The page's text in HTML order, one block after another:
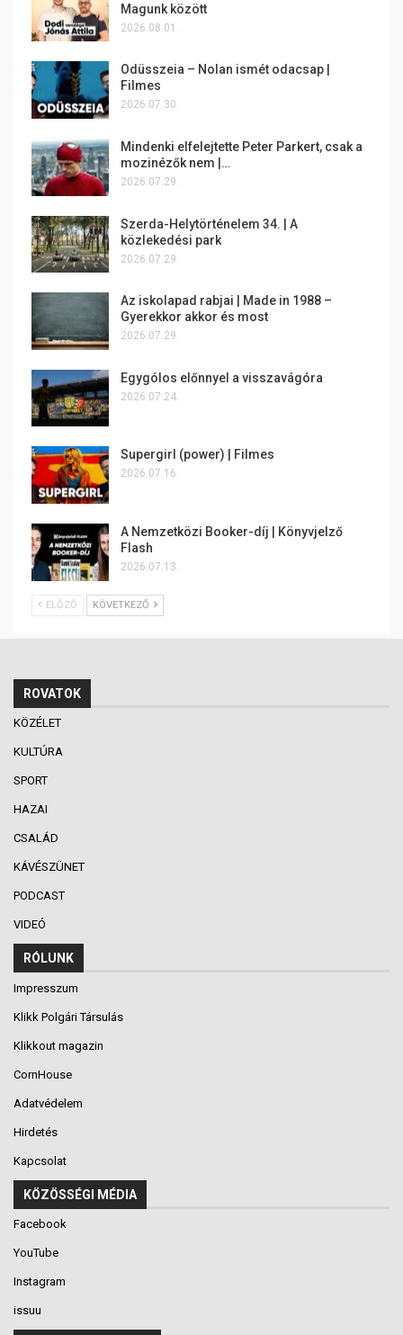
Magunk között
2026.08.01.
Odüsszeia – Nolan ismét odacsap |
Filmes
2026.07.30.
Mindenki elfelejtette Peter Parkert, csak a
mozinézők nem |…
2026.07.29.
Szerda-Helytörténelem 34. | A
közlekedési park
2026.07.29.
Az iskolapad rabjai | Made in 1988 –
Gyerekkor akkor és most
2026.07.29.
Egygólos előnnyel a visszavágóra
2026.07.24.
Supergirl (power) | Filmes
2026.07.16.
A Nemzetközi Booker-díj | Könyvjelző
Flash
2026.07.13.
ELŐZŐ KÖVETKEZŐ
ROVATOK
KÖZÉLET
KULTÚRA
SPORT
HAZAI
CSALÁD
KÁVÉSZÜNET
PODCAST
VIDEÓ
RÓLUNK
Impresszum
Klikk Polgári Társulás
Klikkout magazin
CornHouse
Adatvédelem
Hirdetés
Kapcsolat
KÖZÖSSÉGI MÉDIA
Facebook
YouTube
Instagram
issuu